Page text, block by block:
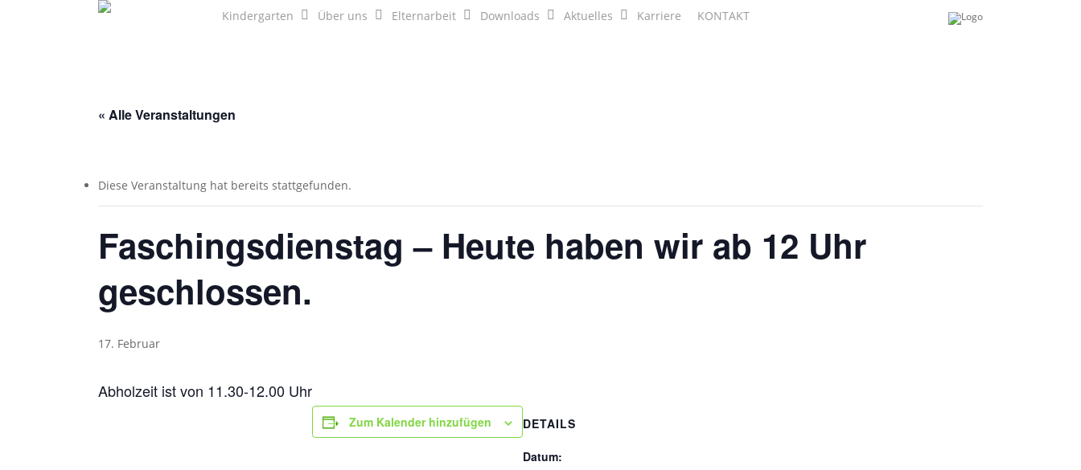
Kindergarten Über uns Elternarbeit Downloads Aktuelles Karriere KONTAKT
« Alle Veranstaltungen
Diese Veranstaltung hat bereits stattgefunden.
Faschingsdienstag – Heute haben wir ab 12 Uhr
geschlossen.
17. Februar
Abholzeit ist von 11.30-12.00 Uhr
Zum Kalender hinzufügen DETAILS
Datum: